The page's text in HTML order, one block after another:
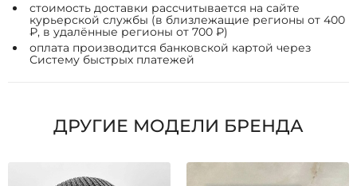
стоимость доставки рассчитывается на сайте
курьерской службы (в близлежащие регионы от 400
₽, в удалённые регионы от 700 ₽)
оплата производится банковской картой через
Систему быстрых платежей
ДРУГИЕ МОДЕЛИ БРЕНДА